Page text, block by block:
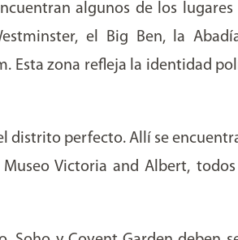
algunos de los lugares
el Big Ben, la
Esta zona refleja la identidad
distrito perfecto. Allí se
Victoria and Albert,